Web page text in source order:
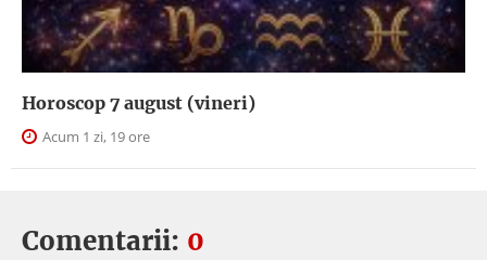
Horoscop 7 august (vineri)
Acum 1 zi, 19 ore
Comentarii: 0